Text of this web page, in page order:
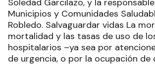
Soledad Garcilazo, y la
Municipios y Comunidades
Robledo. Salvaguardar vidas La
mortalidad y las tasas de uso de
hospitalarios –ya sea por
de urgencia, o por la ocupación de